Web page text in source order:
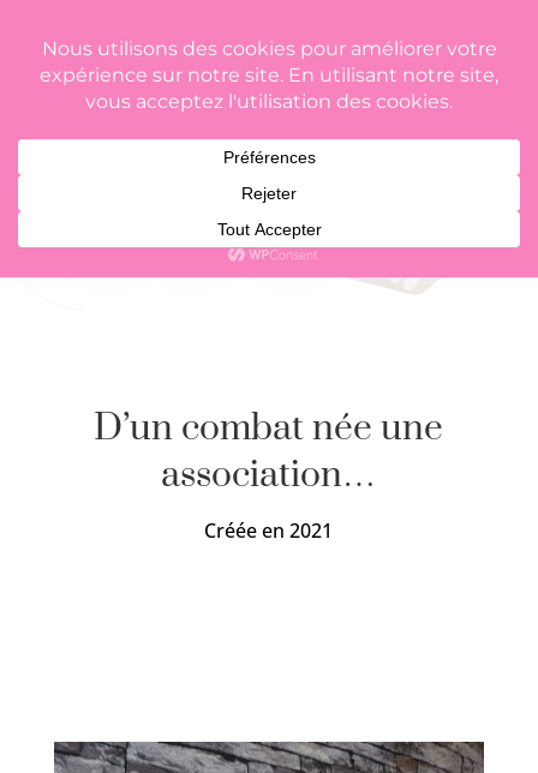
L’association, en
quelques mots
D’un combat née une
association…
Créée en 2021